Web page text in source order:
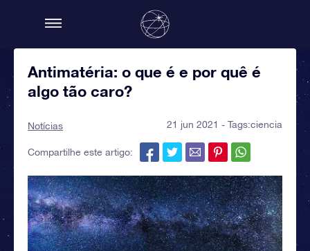
Antimatéria: o que é e por quê é
algo tão caro?
Notícias 21 jun 2021 - Tags:ciencia
Compartilhe este artigo: